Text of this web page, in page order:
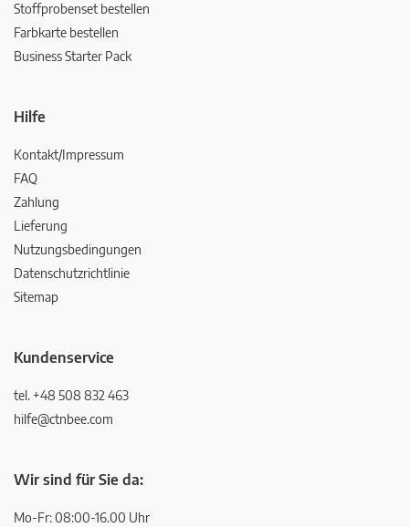
Stoffprobenset bestellen
Farbkarte bestellen
Business Starter Pack
Hilfe
Kontakt/Impressum
FAQ
Zahlung
Lieferung
Nutzungsbedingungen
Datenschutzrichtlinie
Sitemap
Kundenservice
tel. +48 508 832 463
hilfe@ctnbee.com
Wir sind für Sie da:
Mo-Fr: 08:00-16.00 Uhr